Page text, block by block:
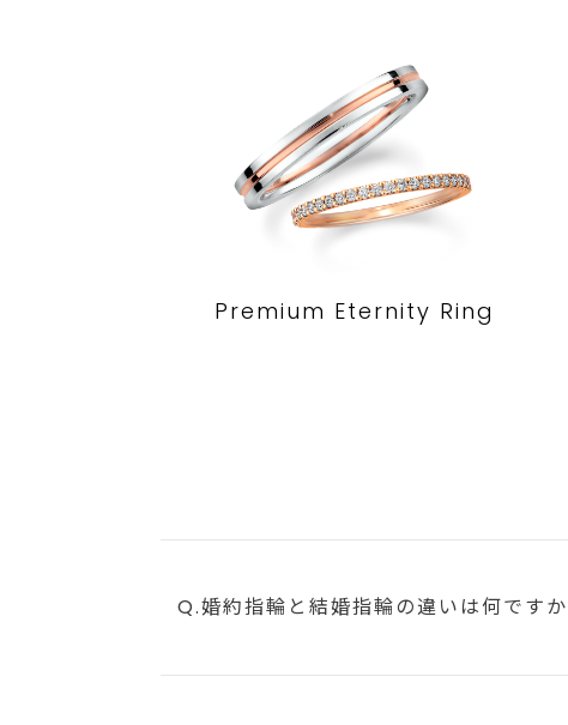
Premium Eternity Ring
Q.婚約指輪と結婚指輪の違いは何ですか